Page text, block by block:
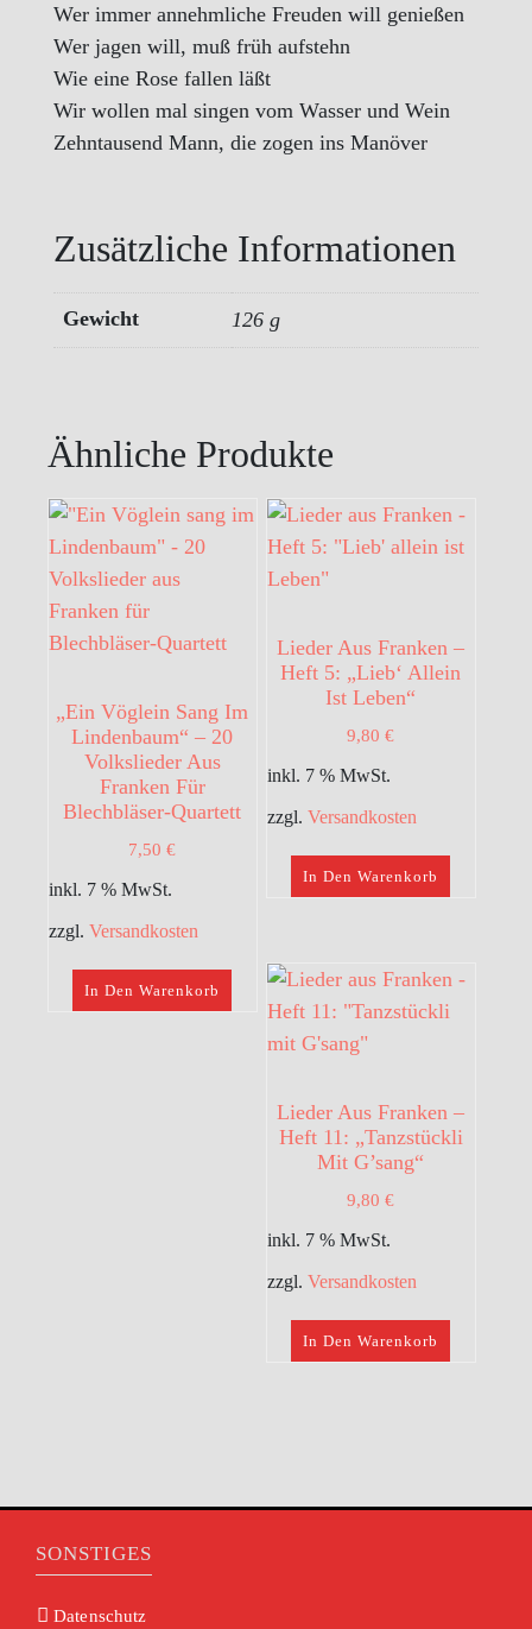
Wer immer annehmliche Freuden will genießen
Wer jagen will, muß früh aufstehn
Wie eine Rose fallen läßt
Wir wollen mal singen vom Wasser und Wein
Zehntausend Mann, die zogen ins Manöver
Zusätzliche Informationen
Gewicht 126 g
Ähnliche Produkte
„Ein Vöglein Sang Im
Lindenbaum“ – 20
Volkslieder Aus
Franken Für
Blechbläser-Quartett
7,50€
inkl. 7 % MwSt.
zzgl. Versandkosten
In Den Warenkorb
Lieder Aus Franken –
Heft 5: „Lieb‘ Allein
Ist Leben“
9,80€
inkl. 7 % MwSt.
zzgl.Versandkosten
In Den Warenkorb
Lieder Aus Franken –
Heft 11: „Tanzstückli
Mit G’sang“
9,80€
inkl. 7 % MwSt.
zzgl. Versandkosten
In Den Warenkorb
SONSTIGES
Datenschutz